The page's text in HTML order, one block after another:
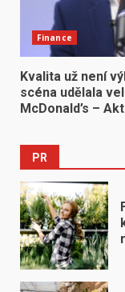
Finance
Kvalita už není
scéna udělala
McDonald’s –
PR